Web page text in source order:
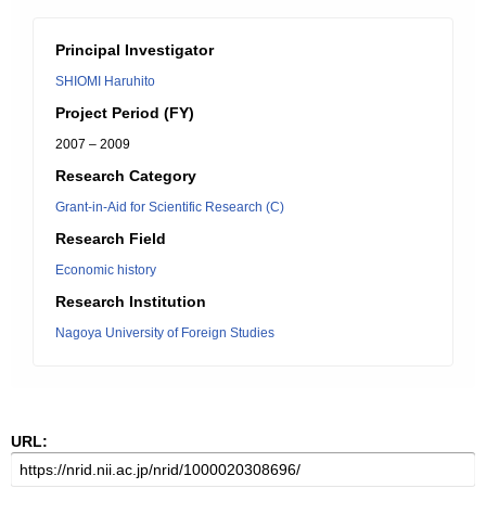
Principal Investigator
SHIOMI Haruhito
Project Period (FY)
2007 – 2009
Research Category
Grant-in-Aid for Scientific Research (C)
Research Field
Economic history
Research Institution
Nagoya University of Foreign Studies
URL: